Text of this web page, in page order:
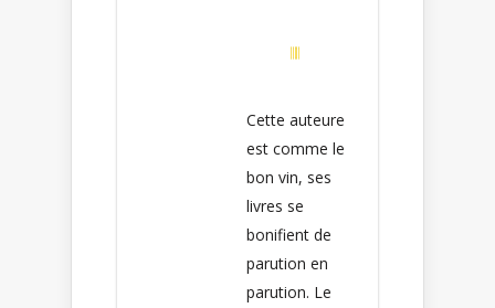
Cette auteure
est comme le
bon vin, ses
livres se
bonifient de
parution en
parution. Le